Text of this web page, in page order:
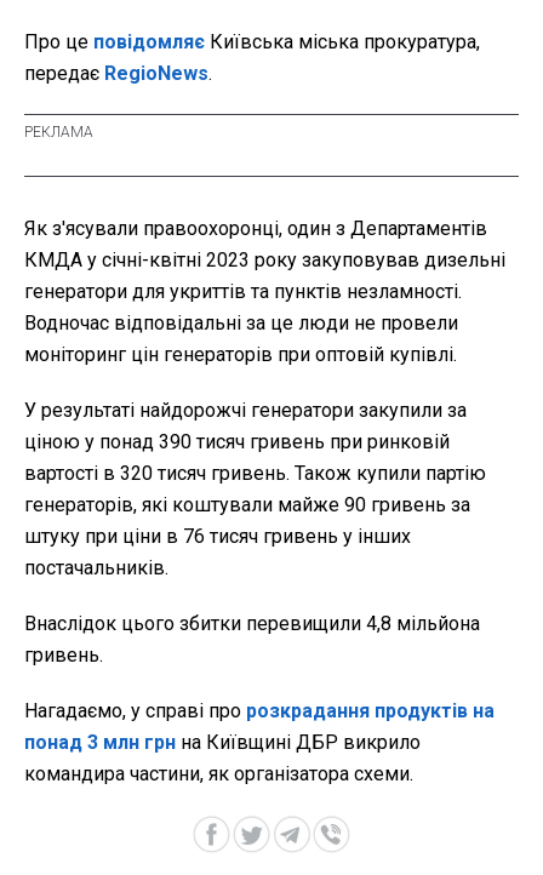
Про це повідомляє Київська міська прокуратура,
передає RegioNews.
Як з'ясували правоохоронці, один з Департаментів
КМДА у січні-квітні 2023 року закуповував дизельні
генератори для укриттів та пунктів незламності.
Водночас відповідальні за це люди не провели
моніторинг цін генераторів при оптовій купівлі.
У результаті найдорожчі генератори закупили за
ціною у понад 390 тисяч гривень при ринковій
вартості в 320 тисяч гривень. Також купили партію
генераторів, які коштували майже 90 гривень за
штуку при ціни в 76 тисяч гривень у інших
постачальників.
Внаслідок цього збитки перевищили 4,8 мільйона
гривень.
Нагадаємо, у справі про розкрадання продуктів на
понад 3 млн грн на Київщині ДБР викрило
командира частини, як організатора схеми.